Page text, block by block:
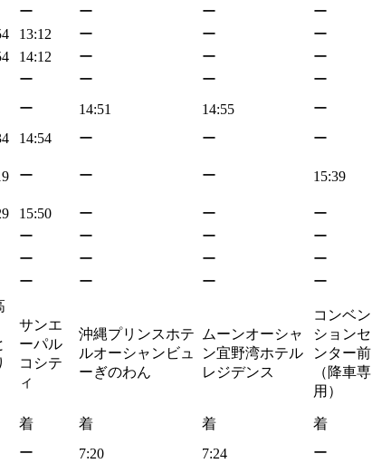
ー ー ー ー
13:12 ー ー ー
14:12 ー ー ー
ー ー ー ー
ー 14:51 14:55 ー
14:54 ー ー ー
ー ー ー 15:39
15:50 ー ー ー
ー ー ー ー
ー ー ー ー
ー ー ー ー
サンエ
ーパル
コシテ
ィ
沖縄プリンスホテ
ルオーシャンビュ
ーぎのわん
ムーンオーシャ
ン宜野湾ホテル
レジデンス
コンベン
ションセ
ンター前
（降車専
用）
着 着 着 着
ー 7:20 7:24 ー